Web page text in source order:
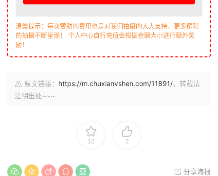
温馨提示：每次赞助的费用也是对我们拍摄的大大支持，更多精彩
的拍摄不断呈现！ 个人中心自行充值会根据金额大小进行额外奖
励！
原文链接： https://m.chuxianvshen.com/11891/，转载请
注明出处~~~
12 2
分享海报